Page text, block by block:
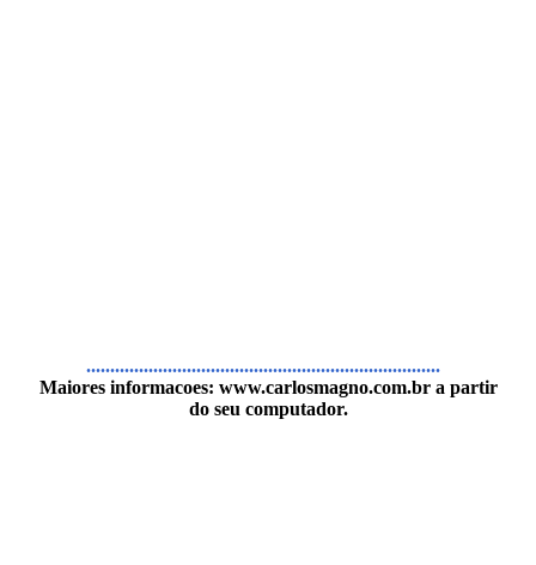
..........................................................................
Maiores informacoes: www.carlosmagno.com.bra partir
do seu computador.